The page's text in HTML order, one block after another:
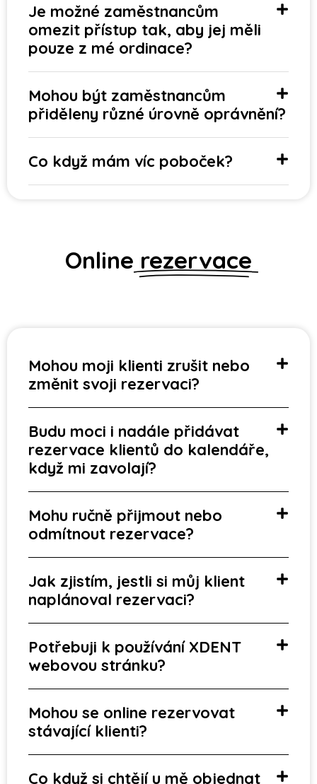
Je možné zaměstnancům
omezit přístup tak, aby jej měli
pouze z mé ordinace?
Mohou být zaměstnancům
přiděleny různé úrovně oprávnění?
Co když mám víc poboček?
Online rezervace
Mohou moji klienti zrušit nebo
změnit svoji rezervaci?
Budu moci i nadále přidávat
rezervace klientů do kalendáře,
když mi zavolají?
Mohu ručně přijmout nebo
odmítnout rezervace?
Jak zjistím, jestli si můj klient
naplánoval rezervaci?
Potřebuji k používání XDENT
webovou stránku?
Mohou se online rezervovat
stávající klienti?
Co když si chtějí u mě objednat